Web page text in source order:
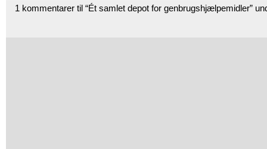
1 kommentarer til “Ét samlet depot for genbrugshjælpemidler”